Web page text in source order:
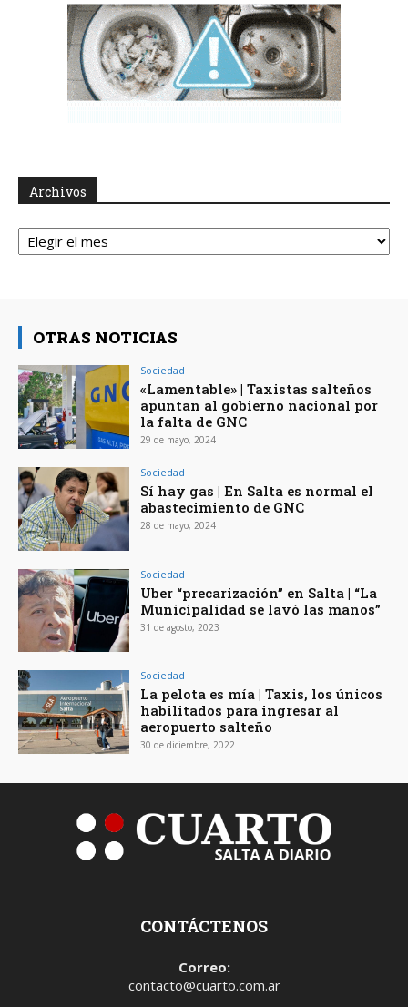
Archivos
Archivos
OTRAS NOTICIAS
Sociedad
«Lamentable» | Taxistas salteños
apuntan al gobierno nacional por
la falta de GNC
29 de mayo, 2024
Sociedad
Sí hay gas | En Salta es normal el
abastecimiento de GNC
28 de mayo, 2024
Sociedad
Uber “precarización” en Salta | “La
Municipalidad se lavó las manos”
31 de agosto, 2023
Sociedad
La pelota es mía | Taxis, los únicos
habilitados para ingresar al
aeropuerto salteño
30 de diciembre, 2022
CONTÁCTENOS
Correo:
contacto@cuarto.com.ar